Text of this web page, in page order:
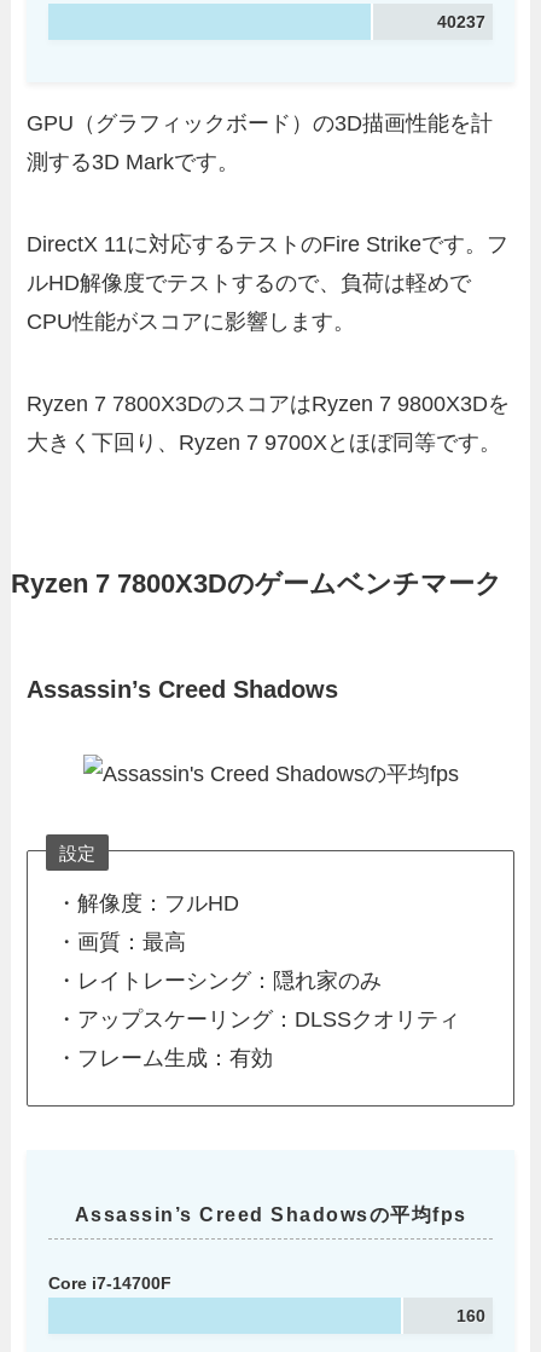
40237
GPU（グラフィックボード）の3D描画性能を計
測する3D Markです。
DirectX 11に対応するテストのFire Strikeです。フ
ルHD解像度でテストするので、負荷は軽めで
CPU性能がスコアに影響します。
Ryzen 7 7800X3DのスコアはRyzen 7 9800X3Dを
大きく下回り、Ryzen 7 9700Xとほぼ同等です。
Ryzen 7 7800X3Dのゲームベンチマーク
Assassin’s Creed Shadows
設定
・解像度：フルHD
・画質：最高
・レイトレーシング：隠れ家のみ
・アップスケーリング：DLSSクオリティ
・フレーム生成：有効
Assassin’s Creed Shadowsの平均fps
Core i7-14700F
160